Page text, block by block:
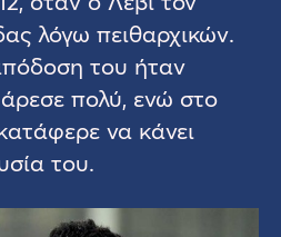
λόγω πειθαρχικών.
του ήταν
άρεσε πολύ, ενώ στο
να κάνει
του.